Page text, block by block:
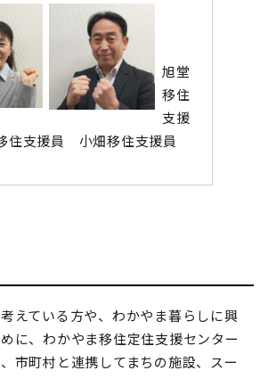
旭堂
移住
支援
住支援員 小畑移住支援員
えている方や、わかやま暮らしに興
に、わかやま移住定住支援センター
市町村と連携してまちの施設、スー